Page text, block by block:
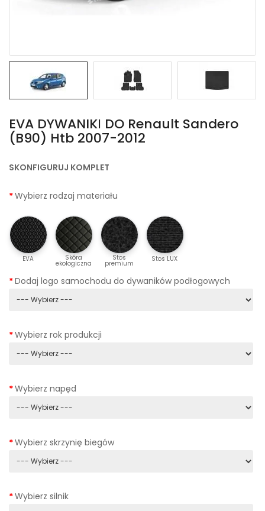
EVA DYWANIKІ DO Renault Sandero
(B90) Htb 2007-2012
SKONFIGURUJ KOMPLET
Wybierz rodzaj materiału
EVA Skóra
ekologiczna
Stos
premium
Stos LUX
Dodaj logo samochodu do dywaników podłogowych
Wybierz rok produkcji
Wybierz napęd
Wybierz skrzynię biegów
Wybierz silnik